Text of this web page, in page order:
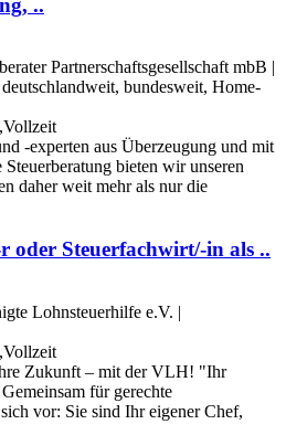
Partnerschaftsgesellschaft mbB |
bundesweit, Home-
-experten aus Überzeugung und mit
bieten wir unseren
daher weit mehr als nur die
oder Steuerfachwirt/-in als ..
Lohnsteuerhilfe e.V. |
Zukunft – mit der VLH! "Ihr
für gerechte
vor: Sie sind Ihr eigener Chef,